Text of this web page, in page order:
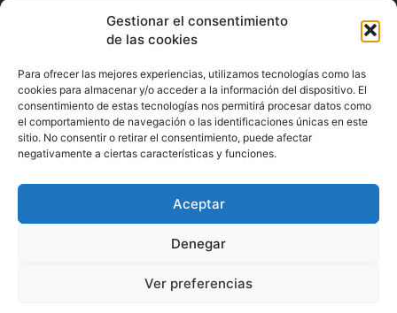
Gestionar el consentimiento
de las cookies
Para ofrecer las mejores experiencias, utilizamos tecnologías como las
cookies para almacenar y/o acceder a la información del dispositivo. El
consentimiento de estas tecnologías nos permitirá procesar datos como
el comportamiento de navegación o las identificaciones únicas en este
sitio. No consentir o retirar el consentimiento, puede afectar
negativamente a ciertas características y funciones.
Aceptar
Denegar
Ver preferencias
ABOUT US
Información Cultural de Málaga y otros de interés general
Contact us:musicamalaga55@gmail.com
FOLLOW US